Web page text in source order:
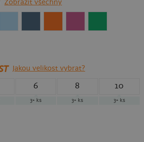
Zobrazit všechny
Jakou velikost vybrat?
6
3+ ks
8
3+ ks
10
3+ ks